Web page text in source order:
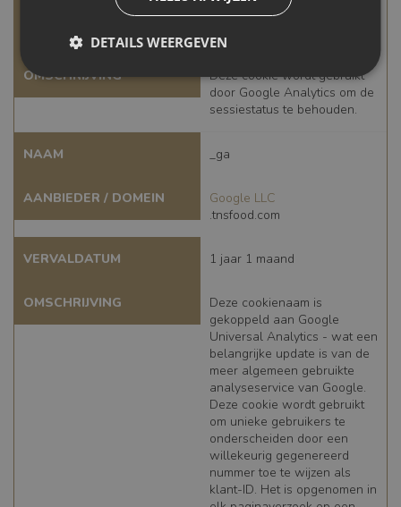
VERVALDATUM
OMSCHRIJVING
Deze cookie wordt gebruikt
door Google Analytics om de
sessiestatus te behouden.
NAAM _ga
AANBIEDER / DOMEIN
Google LLC
.tnsfood.com
VERVALDATUM 1 jaar 1 maand
OMSCHRIJVING
Deze cookienaam is
gekoppeld aan Google
Universal Analytics - wat een
belangrijke update is van de
meer algemeen gebruikte
analyseservice van Google.
Deze cookie wordt gebruikt
om unieke gebruikers te
onderscheiden door een
willekeurig gegenereerd
nummer toe te wijzen als
klant-ID. Het is opgenomen in
DETAILS WEERGEVEN
Strikt
noodzakelijk
Prestatie Targeting
Functioneel
Functioneel
Strikt noodzakelijke cookies maken de
kernfunctionaliteiten van de website mogelijk, zoals
gebruikersaanmelding en accountbeheer. De
website kan niet goed worden gebruikt zonder de
CookieScriptConse
nt